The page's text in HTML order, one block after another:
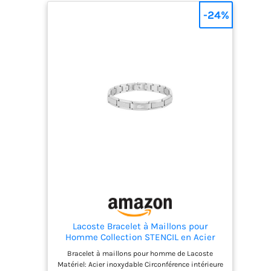
innovante： 7 couleurs vives pour un codage
visuel intuitif Fermeture adhésive ultra-simple : il
3️⃣ Coller les extrémités - c'est prêt ! Large
application Parfaits pour : 🎵 Gestion des accès
(festivals, concerts) 🏢 Événements pros
Lacoste Bracelet à Maillons pour
Homme Collection STENCIL en Acier
Inoxydable Embelli avec Motif Petit
Piqué - 2040188
Bracelet à maillons pour homme de Lacoste
Matériel: Acier inoxydable Circonférence intérieure
-24%